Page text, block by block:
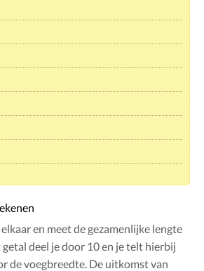
en meet de gezamenlijke lengte
deel je door 10 en je telt hierbij
de voegbreedte. De uitkomst van